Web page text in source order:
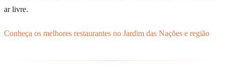
ar livre.
Conheça os melhores restaurantes no Jardim das Nações e região